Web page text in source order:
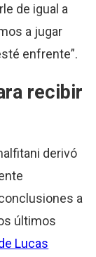
de igual a
a jugar
enfrente”.
recibir
derivó
a
últimos
Lucas